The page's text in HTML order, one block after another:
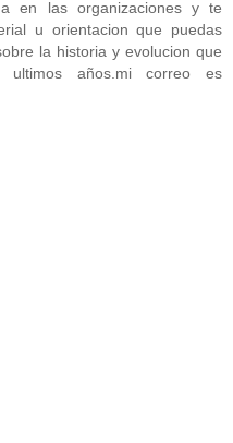
en las organizaciones y te
u orientacion que puedas
la historia y evolucion que
años.mi correo es